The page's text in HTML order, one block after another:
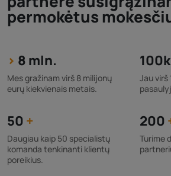
permokėtus
> 8 mln.
Mes gražinam virš 8 milijonų
eurų kiekvienais metais.
100k
Jau
50 +
Daugiau kaip 50 specialistų
komanda tenkinanti klientų
poreikius.
200
Turime